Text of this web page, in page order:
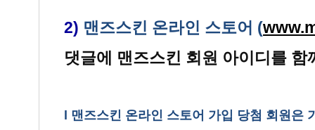
2) 맨즈스킨 온라인 스토어 (
댓글에 맨즈스킨 회원 아이디를 함
l 맨즈스킨 온라인 스토어 가입 당첨 회원은